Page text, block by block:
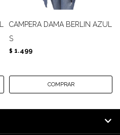
CAMPERA DAMA BERLIN AZUL
S
$ 1.499